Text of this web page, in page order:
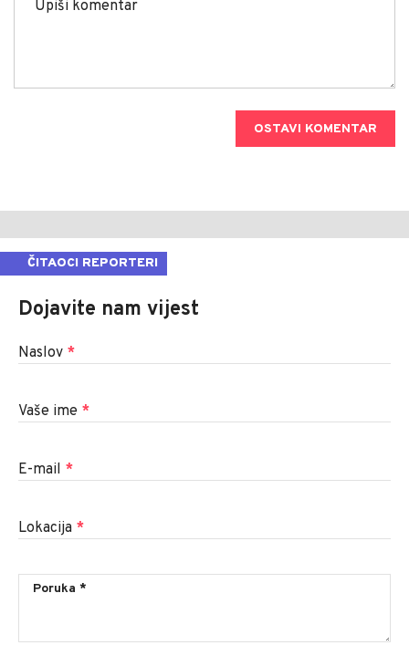
OSTAVI KOMENTAR
ČITAOCI REPORTERI
Dojavite nam vijest
Naslov *
Vaše ime *
E-mail *
Lokacija *